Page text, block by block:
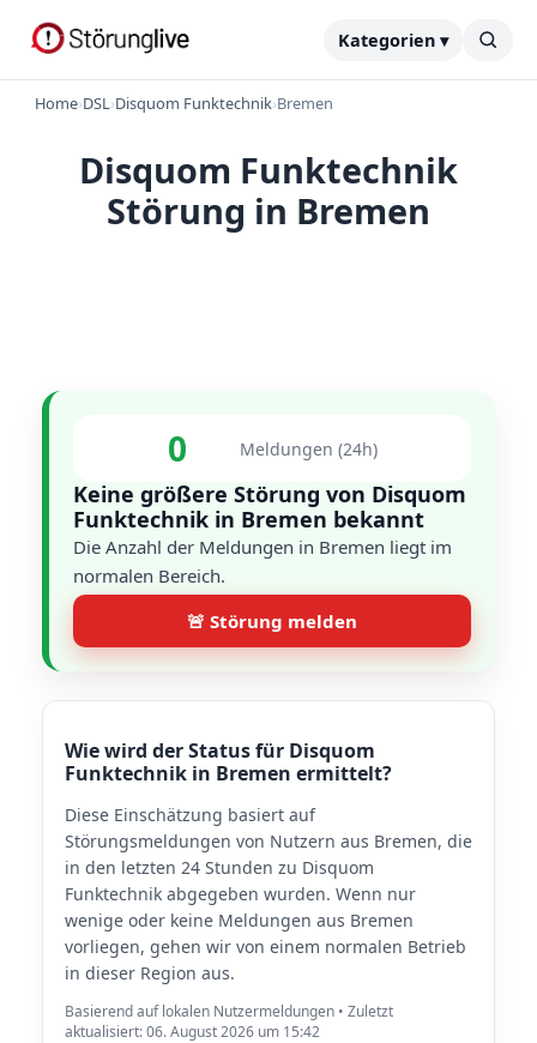
Kategorien ▾
Home›DSL›Disquom Funktechnik›Bremen
Disquom Funktechnik
Störung in Bremen
0 Meldungen (24h)
Keine größere Störung von Disquom
Funktechnik in Bremen bekannt
Die Anzahl der Meldungen in Bremen liegt im
normalen Bereich.
🚨 Störung melden
Wie wird der Status für Disquom
Funktechnik in Bremen ermittelt?
Diese Einschätzung basiert auf
Störungsmeldungen von Nutzern aus Bremen, die
in den letzten 24 Stunden zu Disquom
Funktechnik abgegeben wurden. Wenn nur
wenige oder keine Meldungen aus Bremen
vorliegen, gehen wir von einem normalen Betrieb
in dieser Region aus.
Basierend auf lokalen Nutzermeldungen • Zuletzt
aktualisiert: 06. August 2026 um 15:42